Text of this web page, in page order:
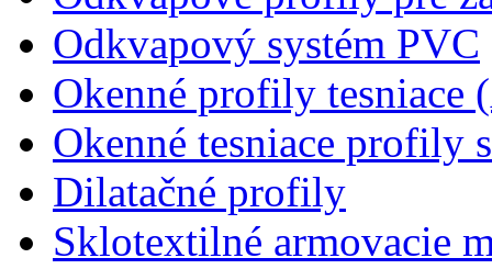
Odkvapový systém PVC
Okenné profily tesniace
Okenné tesniace profily
Dilatačné profily
Sklotextilné armovacie